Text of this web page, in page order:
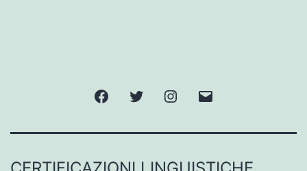
FacebookTwitter Instagram